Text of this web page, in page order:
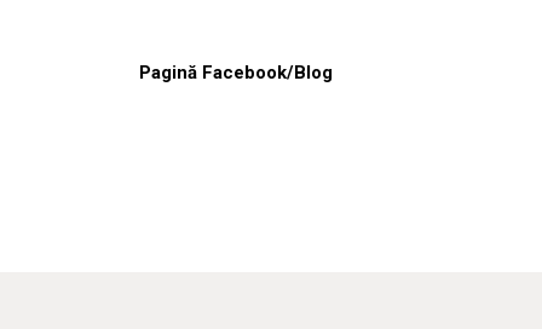
Pagină Facebook/Blog